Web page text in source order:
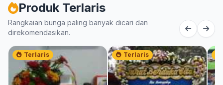
Produk Terlaris
Rangkaian bunga paling banyak dicari dan
direkomendasikan.
Terlaris Terlaris